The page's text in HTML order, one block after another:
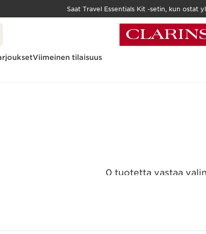
Saat Travel Essentials Kit -setin, kun ostat
Viimeinen tilaisuus
0 tuotetta vastaa